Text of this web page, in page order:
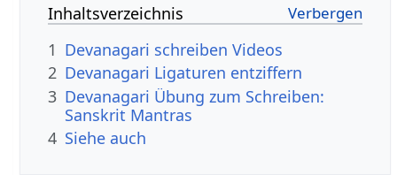
Inhaltsverzeichnis
1 Devanagari schreiben Videos
2 Devanagari Ligaturen entziffern
3 Devanagari Übung zum Schreiben:
Sanskrit Mantras
4 Siehe auch